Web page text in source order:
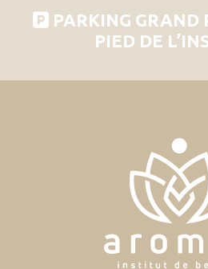
PARKING GRAND
PIED DE